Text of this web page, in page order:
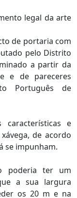
legal da arte
de portaria com
pelo Distrito
a partir da
e de pareceres
Português de
e
de acordo
se impunham.
poderia ter um
a sua largura
os 20 m e na